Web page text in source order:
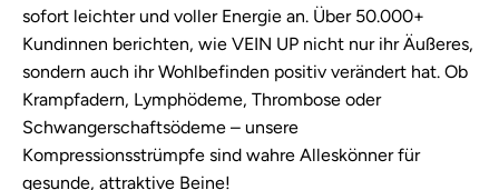
sofort leichter und voller Energie an. Über 50.000+
Kundinnen berichten, wie VEIN UP nicht nur ihr Äußeres,
sondern auch ihr Wohlbefinden positiv verändert hat. Ob
Krampfadern, Lymphödeme, Thrombose oder
Schwangerschaftsödeme – unsere
Kompressionsstrümpfe sind wahre Alleskönner für
gesunde, attraktive Beine!